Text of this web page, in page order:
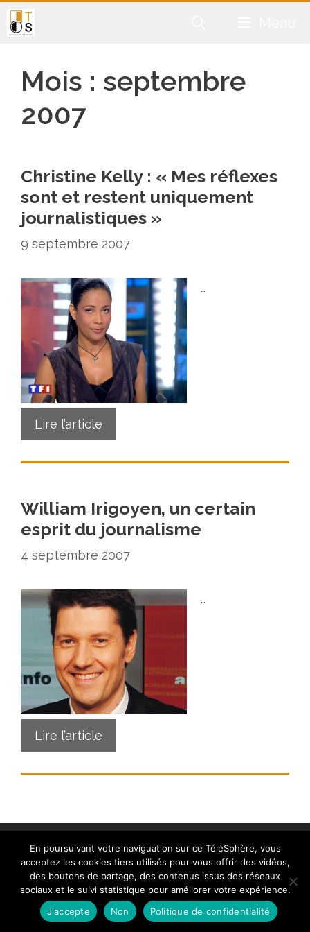
Aller
au
Mois : septembre
2007
Christine Kelly : « Mes réflexes
sont et restent uniquement
journalistiques »
9 septembre 2007
…
Lire l’article
William Irigoyen, un certain
esprit du journalisme
4 septembre 2007
…
Lire l’article
Contact|Mentions légales |Crédits|Politique de
cookies (UE) | © telesphere.fr 2026
En poursuivant votre naviguation sur ce TéléSphère, vous
acceptez les cookies tiers utilisés pour vous offrir des vidéos,
des boutons de partage, des contenus issus des réseaux
sociaux et le suivi statistique pour améliorer votre expérience.
J'accepte
Non Politique de confidentialité